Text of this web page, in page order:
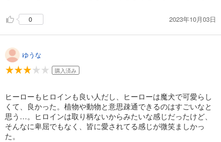
0 2023年10月03日
ゆうな
購入済み
ヒーローもヒロインも良い人だし、ヒーローは魔犬で可愛らし
くて、良かった。植物や動物と意思疎通できるのはすごいなと
思う…。ヒロインは取り柄ないからみたいな感じだったけど、
そんなに卑屈でもなく、皆に愛されてる感じが微笑ましかっ
た。